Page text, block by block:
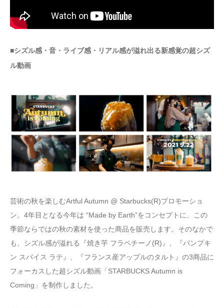
■シズル感・音・ライブ感・リアル感が溢れ出る新感覚の超シズ
ル動画
芸術の秋を楽しむArtful Autumn @ Starbucks(R)プロモーショ
ン。4年目となる今年は “Made by Earth”をコンセプトに、この
季節ならではの秋の素材を使った商品を販売します。そのなかで
も、シズル感が溢れる『焼き芋 フラペチーノ(R)』、『パンプキ
ン スパイス ラテ』、『フランス産アップルのタルト』の3商品に
フォーカスした超シズル動画「STARBUCKS Autumn is
Coming」を制作しました。